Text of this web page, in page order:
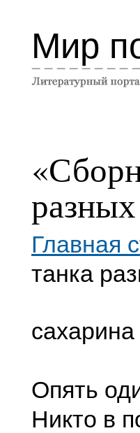
Мир
Главная
танка
сахарина
Опять
Никто в